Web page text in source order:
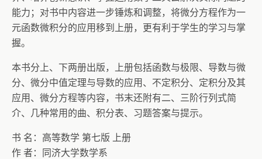
能力；对书中内容进一步锤炼和调整，将微分方程作为一
元函数微积分的应用移到上册，更有利于学生的学习与掌
握。
本书分上、下两册出版，上册包括函数与极限、导数与微
分、微分中值定理与导数的应用、不定积分、定积分及其
应用、微分方程等内容，书末还附有二、三阶行列式简
介、几种常用的曲、积分表、习题答案与提示。
书 名：高等数学 第七版 上册
作 者：同济大学数学系